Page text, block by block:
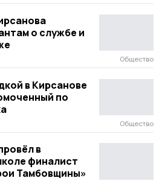
о службе и
Общество
в Кирсанове
по
Общество
в
финалист
Тамбовщины»